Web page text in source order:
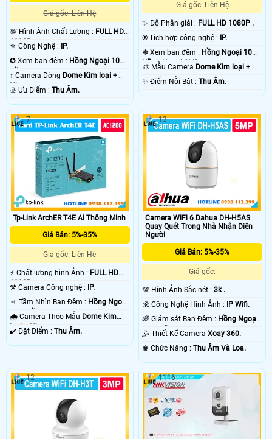
Giá gốc: Liên Hệ
💯 Hình Ành Chất Lượng : FULL HD
1080P .
⚜️ Công Nghệ :
IP.
✪ Xem ban đêm : Hồng Ngoại 10m
Hồng Ngoại SMD.
↕️ Camera Dòng Dome Kim loại +
Nhựa.
️☣️ Ưu Điểm : Thu Âm.
Giá gốc: Liên Hệ
✨ Độ Phân giải : FULL HD 1080P .
®️ Tích hợp công nghệ :
IP.
❃ Xem ban đêm : Hồng Ngoại 10m
Hồng Ngoại SMD.
🎨 Mẫu Camera Dome Kim loại +
Nhựa.
️✨ Điểm Nỗi Bật :Thu Âm.
Tp-Link ArchER T4E Ai Thông Minh
Giá Bán: 5%-35%
Giá gốc: Liên Hệ
️⚡ Chất lượng hình Ảnh : FULL HD
1080P .
⚒ Camera Công nghệ :
IP.
🔅 Tầm Nhìn Ban Đêm : Hồng Ngoại
10m Hồng Ngoại SMD.
🌧️ Camera Theo Mẫu Dome Kim
loại + Nhựa. ️✔️ Đặt Điểm : Thu Âm.
7
Camera WiFi 6 Dahua DH-H5AS
Quay Quét Trong Nhà Nhận Diện
Người
Giá Bán: 5%-35%
Giá gốc:
💯 Hình Ảnh Sắc nét :3k .
🕉️ Công Nghệ Hình Ảnh :
IP Wifi.
🌈 Giám sát Ban Đêm : Hồng Ngoại
20m Hồng Ngoại Smart IR.
🤹 Thiết Kế CameraXoay 360.
️♚ Chức Năng :Thu Âm Và Loa.
13
12 1116